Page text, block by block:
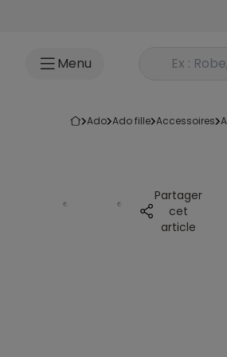
Menu Rechercher
ado ado fille accessoires
Partager
cet
article